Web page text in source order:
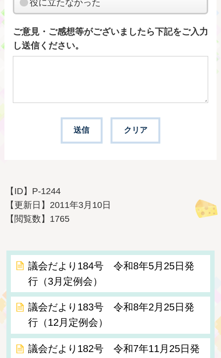
役に立たなかった
ご意見・ご感想等がございましたら下記をご入力
し送信ください。
【ID】 P-1244
【更新日】 2011年3月10日
【閲覧数】 1765
議会だより184号 令和8年5月25日発
行（3月定例会）
議会だより183号 令和8年2月25日発
行（12月定例会）
議会だより182号 令和7年11月25日発